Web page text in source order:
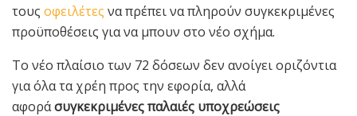
τους οφειλέτες να πρέπει να πληρούν συγκεκριμένες
προϋποθέσεις για να μπουν στο νέο σχήμα.
Το νέο πλαίσιο των 72 δόσεων δεν ανοίγει οριζόντια
για όλα τα χρέη προς την εφορία, αλλά
αφοράσυγκεκριμένες παλαιές υποχρεώσεις